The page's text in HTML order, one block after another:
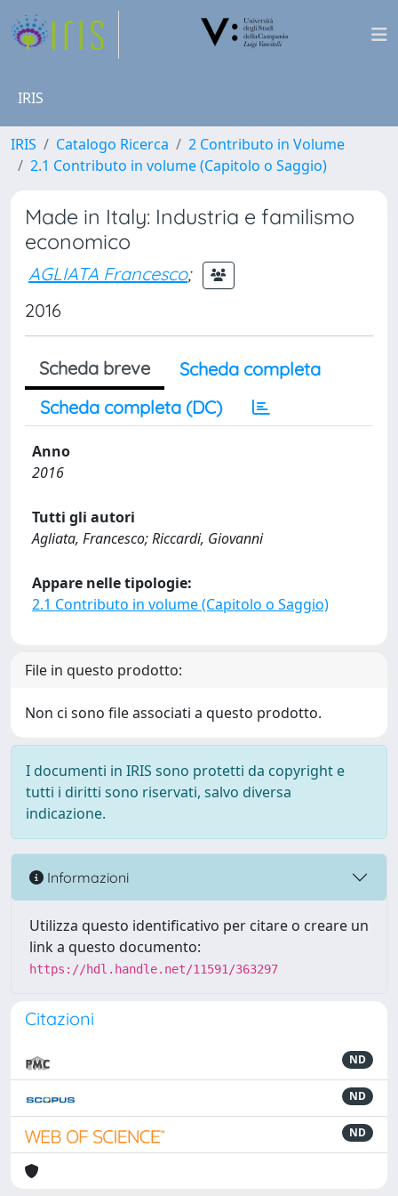
IRIS
IRIS Catalogo Ricerca
2 Contributo in Volume
2.1 Contributo in volume (Capitolo o Saggio)
Made in Italy: Industria e familismo
economico
AGLIATA Francesco;
2016
Scheda breve
Scheda completa
Scheda completa (DC)
Anno
2016
Tutti gli autori
Agliata, Francesco; Riccardi, Giovanni
Appare nelle tipologie:
2.1 Contributo in volume (Capitolo o Saggio)
File in questo prodotto:
Non ci sono file associati a questo prodotto.
I documenti in IRIS sono protetti da copyright e
tutti i diritti sono riservati, salvo diversa
indicazione.
Informazioni
Utilizza questo identificativo per citare o creare un
link a questo documento:
https://hdl.handle.net/11591/363297
Citazioni
ND
ND
ND